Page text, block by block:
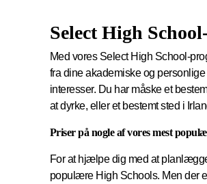
Select High
Med vores Select High School-
fra dine akademiske og
interesser. Du har måske et
at dyrke, eller et bestemt sted i
Priser på nogle af vores mest
For at hjælpe dig med at
populære High Schools. Men der